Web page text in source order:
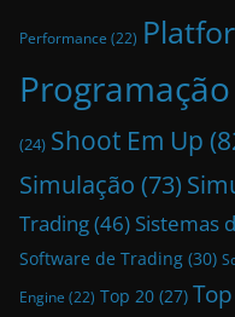
Performance (22)
Programação
(24) Shoot Em Up
Simulação (73)
Trading(46) Sistemas
Software de Trading (30)
Engine (22) Top 20 (27)